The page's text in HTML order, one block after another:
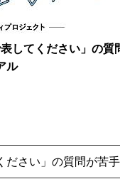
してください」の質
ル
ださい」の質問が苦手